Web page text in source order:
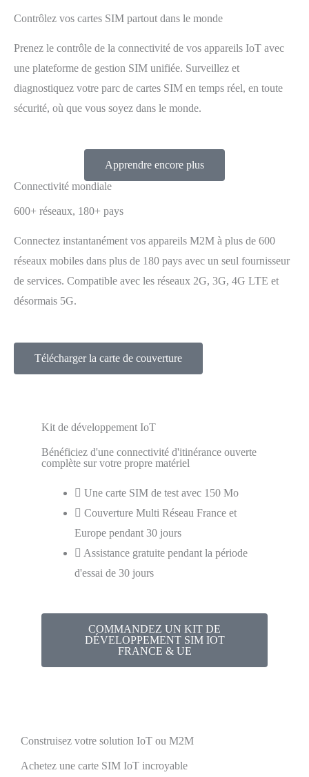
Contrôlez vos cartes SIM partout dans le monde
Prenez le contrôle de la connectivité de vos appareils IoT avec
une plateforme de gestion SIM unifiée. Surveillez et
diagnostiquez votre parc de cartes SIM en temps réel, en toute
sécurité, où que vous soyez dans le monde.
Apprendre encore plus
Connectivité mondiale
600+ réseaux, 180+ pays
Connectez instantanément vos appareils M2M à plus de 600
réseaux mobiles dans plus de 180 pays avec un seul fournisseur
de services. Compatible avec les réseaux 2G, 3G, 4G LTE et
désormais 5G.
Télécharger la carte de couverture
Kit de développement IoT
Bénéficiez d'une connectivité d'itinérance ouverte
complète sur votre propre matériel
Une carte SIM de test avec 150 Mo
Couverture Multi Réseau France et
Europe pendant 30 jours
Assistance gratuite pendant la période
d'essai de 30 jours
COMMANDEZ UN KIT DE
DÉVELOPPEMENT SIM IOT
FRANCE & UE
Construisez votre solution IoT ou M2M
Achetez une carte SIM IoT incroyable